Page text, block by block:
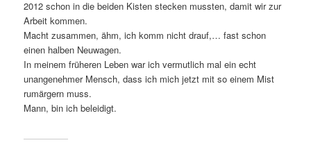
2012 schon in die beiden Kisten stecken mussten, damit wir zur
Arbeit kommen.
Macht zusammen, ähm, ich komm nicht drauf,… fast schon
einen halben Neuwagen.
In meinem früheren Leben war ich vermutlich mal ein echt
unangenehmer Mensch, dass ich mich jetzt mit so einem Mist
rumärgern muss.
Mann, bin ich beleidigt.